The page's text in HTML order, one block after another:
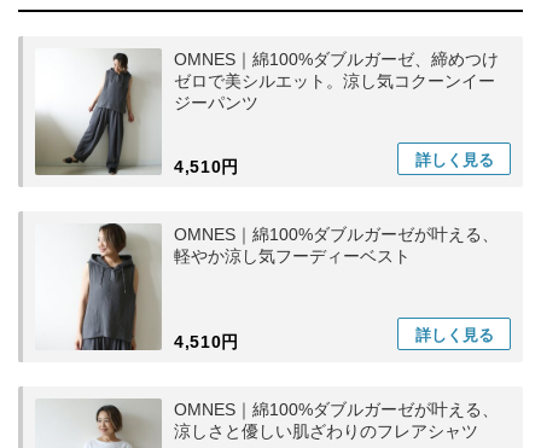
OMNES｜綿100%ダブルガーゼ、締めつけ
ゼロで美シルエット。涼し気コクーンイー
ジーパンツ
4,510円 詳しく 見る
OMNES｜綿100%ダブルガーゼが叶える、
軽やか涼し気フーディーベスト
4,510円 詳しく 見る
OMNES｜綿100%ダブルガーゼが叶える、
涼しさと優しい肌ざわりのフレアシャツ